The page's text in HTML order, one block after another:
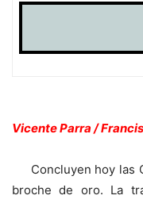
Vicente Parra /
Concluyen hoy las
broche de oro. La